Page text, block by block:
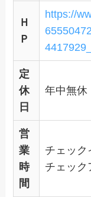
Ｈ
Ｐ
https://
定
休
日
年中無休
営
業
時
間
チェック
チェック